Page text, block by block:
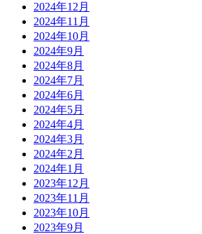
2024年12月
2024年11月
2024年10月
2024年9月
2024年8月
2024年7月
2024年6月
2024年5月
2024年4月
2024年3月
2024年2月
2024年1月
2023年12月
2023年11月
2023年10月
2023年9月